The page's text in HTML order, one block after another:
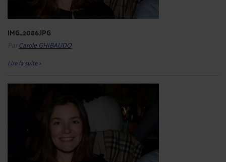
IMG_2086.JPG
Par Carole GHIBAUDO
Lire la suite >